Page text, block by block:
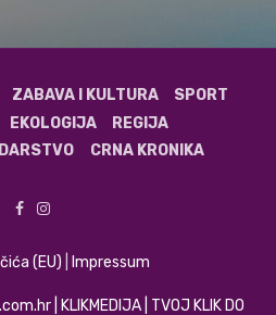
ZABAVA I KULTURA
SPORT
EKOLOGIJA
REGIJA
CRNA KRONIKA
(EU) Impressum
| KLIKMEDIJA | TVOJ KLIK DO